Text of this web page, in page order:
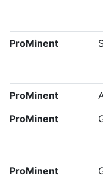
ProMinent
ProMinent
ProMinent
ProMinent